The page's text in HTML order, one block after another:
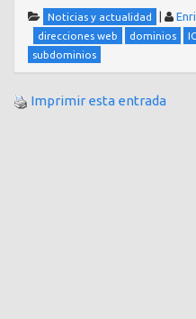
Noticias y actualidad |
direcciones web dominios
subdominios
Imprimir esta entrada